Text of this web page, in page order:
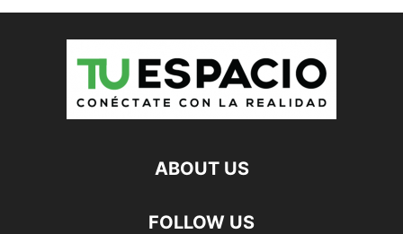
ABOUT US
FOLLOW US